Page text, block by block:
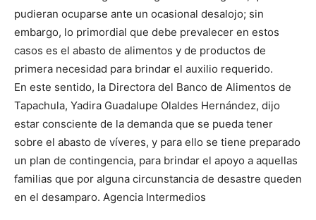
pudieran ocuparse ante un ocasional desalojo; sin
embargo, lo primordial que debe prevalecer en estos
casos es el abasto de alimentos y de productos de
primera necesidad para brindar el auxilio requerido.
En este sentido, la Directora del Banco de Alimentos de
Tapachula, Yadira Guadalupe Olaldes Hernández, dijo
estar consciente de la demanda que se pueda tener
sobre el abasto de víveres, y para ello se tiene preparado
un plan de contingencia, para brindar el apoyo a aquellas
familias que por alguna circunstancia de desastre queden
en el desamparo. Agencia Intermedios